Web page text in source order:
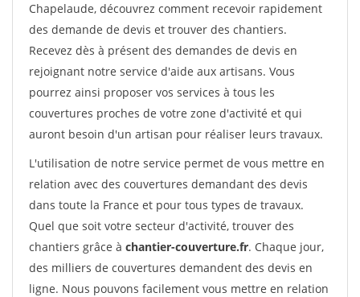
Chapelaude, découvrez comment recevoir rapidement
des demande de devis et trouver des chantiers.
Recevez dès à présent des demandes de devis en
rejoignant notre service d'aide aux artisans. Vous
pourrez ainsi proposer vos services à tous les
couvertures proches de votre zone d'activité et qui
auront besoin d'un artisan pour réaliser leurs travaux.
L'utilisation de notre service permet de vous mettre en
relation avec des couvertures demandant des devis
dans toute la France et pour tous types de travaux.
Quel que soit votre secteur d'activité, trouver des
chantiers grâce à chantier-couverture.fr. Chaque jour,
des milliers de couvertures demandent des devis en
ligne. Nous pouvons facilement vous mettre en relation